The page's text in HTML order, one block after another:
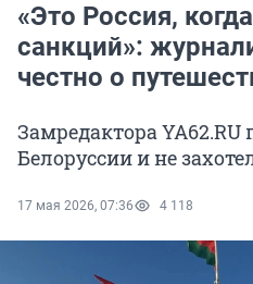
«Это Россия,
санкций»:
честно о
Замредактора
Белоруссии и не
17 мая 2026, 07:36 4 118